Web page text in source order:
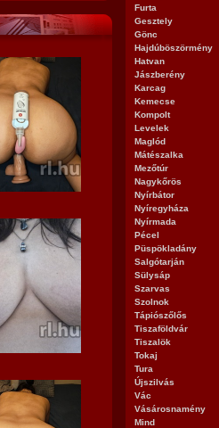
Furta
Gesztely
Gönc
Hajdúböszörmény
Hatvan
Jászberény
Karcag
Kemecse
Kompolt
Levelek
Maglód
Mátészalka
Mezőtúr
Nagykőrös
Nyírbátor
Nyíregyháza
Nyírmada
Pécel
Püspökladány
Salgótarján
Sülysáp
Szarvas
Szolnok
Tápiószőlős
Tiszaföldvár
Tiszalök
Tokaj
Tura
Újszilvás
Vác
Vásárosnamény
Mind